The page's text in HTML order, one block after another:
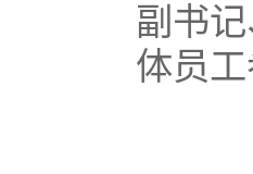
副书
体员